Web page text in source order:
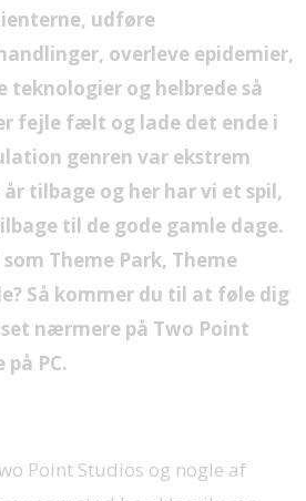
udføre
overleve epidemier,
teknologier og helbrede så
fejle fælt og lade det ende i
genren var ekstrem
tilbage og her har vi et spil,
til de gode gamle dage.
Theme Park, Theme
Så kommer du til at føle dig
nærmere på Two Point
PC.
Point Studios og nogle af